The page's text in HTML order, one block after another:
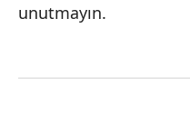
unutmayın.